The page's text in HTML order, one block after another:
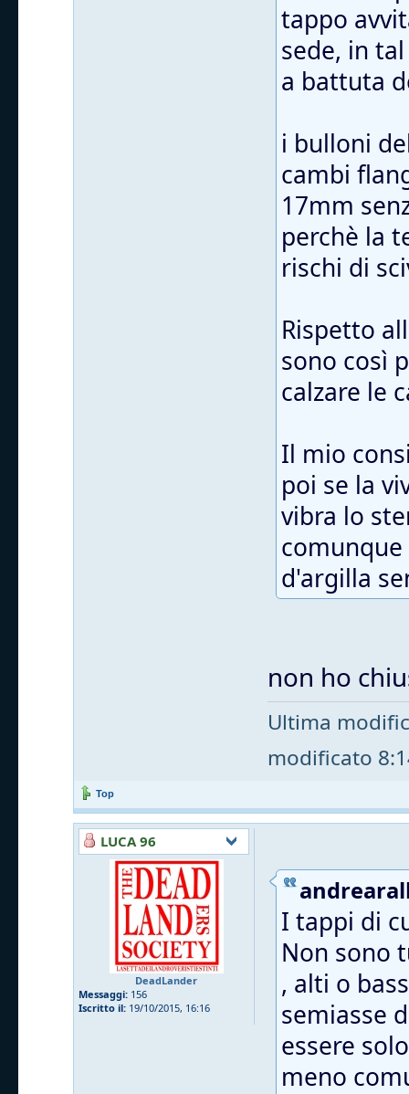
tappo
sede, in
a battuta
i bulloni
cambi
17mm
perchè la
rischi di
Rispetto
sono così
calzare le
Il mio
poi se la
vibra lo
d'argilla
non ho
Ultima
modificato
Top
LUCA 96
DeadLander
Messaggi: 156
Iscritto il: 19/10/2015, 16:16
I tappi di
Non sono
, alti o
semiasse
essere
meno